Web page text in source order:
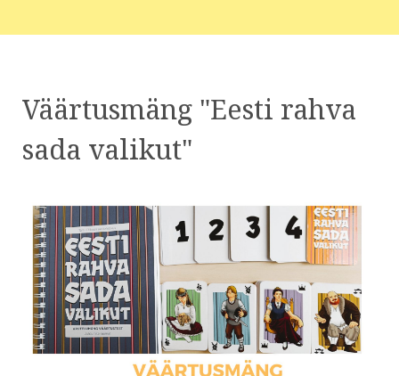
Väärtusmäng "Eesti rahva
sada valikut"